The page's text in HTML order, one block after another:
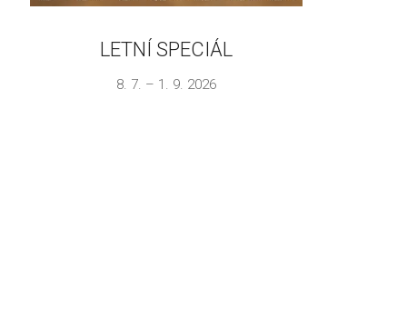
LETNÍ SPECIÁL
8. 7. – 1. 9. 2026